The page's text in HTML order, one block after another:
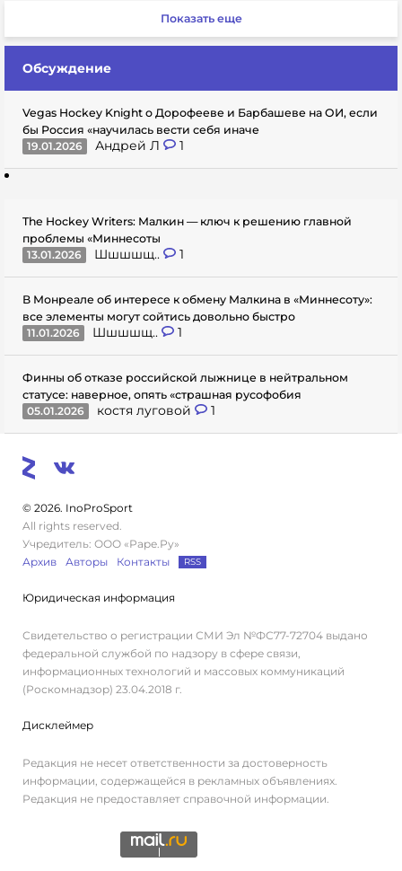
Показать еще
Обсуждение
Vegas Hockey Knight о Дорофееве и Барбашеве на ОИ, если
бы Россия «научилась вести себя иначе
19.01.2026
Андрей Л 1
The Hockey Writers: Малкин — ключ к решению главной
проблемы «Миннесоты
13.01.2026
Шшшшщ.. 1
В Монреале об интересе к обмену Малкина в «Миннесоту»:
все элементы могут сойтись довольно быстро
11.01.2026
Шшшшщ.. 1
Финны об отказе российской лыжнице в нейтральном
статусе: наверное, опять «страшная русофобия
05.01.2026
костя луговой 1
© 2026. InoProSport
All rights reserved.
Учредитель: ООО «Раре.Ру»
Архив
Авторы Контакты RSS
Юридическая информация
Свидетельство о регистрации СМИ Эл №ФС77-72704 выдано
федеральной службой по надзору в сфере связи,
информационных технологий и массовых коммуникаций
(Роскомнадзор) 23.04.2018 г.
Дисклеймер
Редакция не несет ответственности за достоверность
информации, содержащейся в рекламных объявлениях.
Редакция не предоставляет справочной информации.